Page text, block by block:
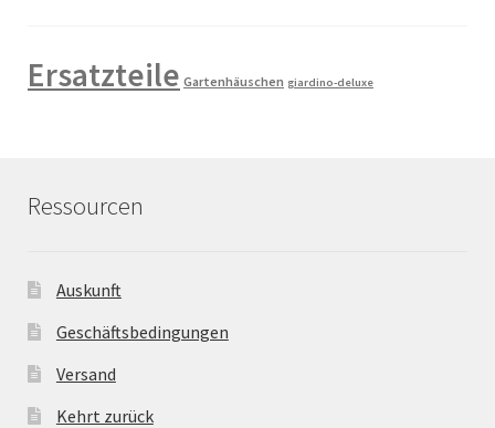
Ersatzteile Gartenhäuschen giardino-deluxe
Ressourcen
Auskunft
Geschäftsbedingungen
Versand
Kehrt zurück